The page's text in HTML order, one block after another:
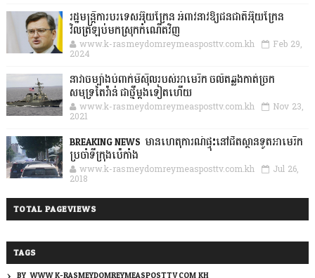
រដ្ឋមន្ត្រីការបរទេសអ៊ុយក្រែន អំពាវនាវឱ្យជនជាតិអ៊ុយក្រែន
វិលត្រឡប់មកស្រុកកំណើតវិញ
www.k-rasmeydomreymeasposttv.com.kh Feb 29,
2024
នាវាចម្បាំងបំពាក់មីស៊ីលរបស់អាមេរិក ចល័តឆ្លងកាត់ច្រក
សមុទ្រតៃវ៉ាន់ ជាថ្មីម្តងទៀតហើយ
www.k-rasmeydomreymeasposttv.com.kh Nov 23,
2021
BREAKING NEWS: មានហេតុការណ៍ផ្ទុះនៅជិតស្ថានទូតអាមេរិក
ប្រចាំទីក្រុងប៉េកាំង
www.k-rasmeydomreymeasposttv.com.kh Jul 26,
2018
TOTAL PAGEVIEWS
TAGS